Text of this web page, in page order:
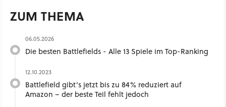
ZUM THEMA
06.05.2026
Die besten Battlefields - Alle 13 Spiele im Top-Ranking
12.10.2023
Battlefield gibt’s jetzt bis zu 84% reduziert auf
Amazon – der beste Teil fehlt jedoch